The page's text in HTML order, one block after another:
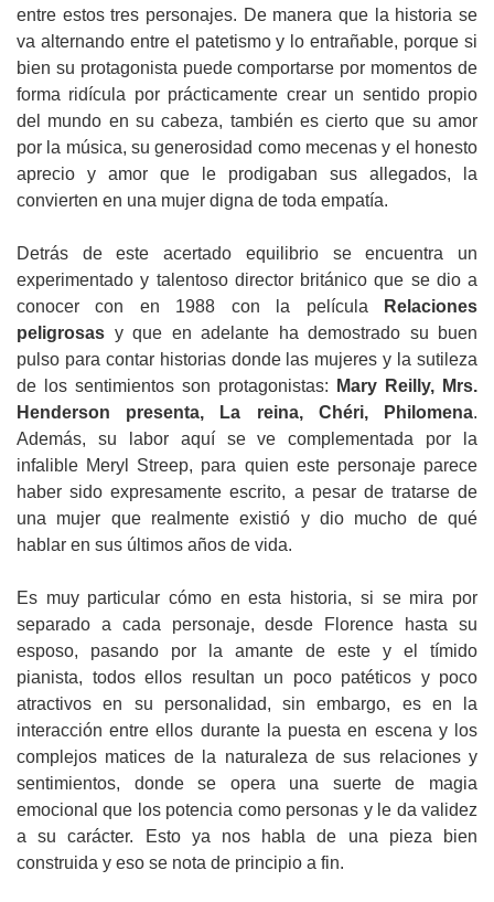
entre estos tres personajes. De manera que la historia se
va alternando entre el patetismo y lo entrañable, porque si
bien su protagonista puede comportarse por momentos de
forma ridícula por prácticamente crear un sentido propio
del mundo en su cabeza, también es cierto que su amor
por la música, su generosidad como mecenas y el honesto
aprecio y amor que le prodigaban sus allegados, la
convierten en una mujer digna de toda empatía.
Detrás de este acertado equilibrio se encuentra un
experimentado y talentoso director británico que se dio a
conocer con en 1988 con la película
Relaciones
peligrosas y que en adelante ha demostrado su buen
pulso para contar historias donde las mujeres y la sutileza
de los sentimientos son protagonistas:
Mary Reilly, Mrs.
Henderson presenta, La reina, Chéri, Philomena.
Además, su labor aquí se ve complementada por la
infalible Meryl Streep, para quien este personaje parece
haber sido expresamente escrito, a pesar de tratarse de
una mujer que realmente existió y dio mucho de qué
hablar en sus últimos años de vida.
Es muy particular cómo en esta historia, si se mira por
separado a cada personaje, desde Florence hasta su
esposo, pasando por la amante de este y el tímido
pianista, todos ellos resultan un poco patéticos y poco
atractivos en su personalidad, sin embargo, es en la
interacción entre ellos durante la puesta en escena y los
complejos matices de la naturaleza de sus relaciones y
sentimientos, donde se opera una suerte de magia
emocional que los potencia como personas y le da validez
a su carácter. Esto ya nos habla de una pieza bien
construida y eso se nota de principio a fin.